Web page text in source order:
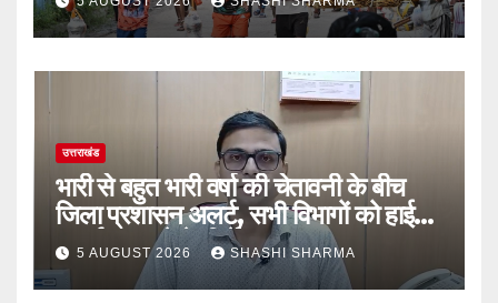
चुके
उत्तराखंड
भारी से बहुत भारी वर्षा की चेतावनी के बीच
जिला प्रशासन अलर्ट, सभी विभागों को हाई
अलर्ट पर रहने के निर्देश
5 AUGUST 2026 SHASHI SHARMA